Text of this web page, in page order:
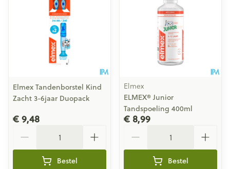
Elmex Tandenborstel Kind
Zacht 3-6jaar Duopack
€ 9,48
Bestel
Elmex
ELMEX® Junior
Tandspoeling 400ml
€ 8,99
Bestel